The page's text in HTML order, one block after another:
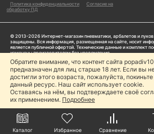
Политика конфиденциальности
Согласие на
обработку ПД
© 2013-2026 Интернет-магазин пневматики, арбалетов и
защищены. Вся информация, размещенная на сайте, носит
является публичной офертой. Технические данные и комплект
изменены производителем без уведомления
Пользуясь сайтом Popadiv10.ru, пользователь автоматически
прописанными в
Политике конфиденциальности
Копирование любой информации (тексты, фото, видео и др.) с
за исключением наличия письменного согласия администрации
Каталог Избранное Сравнение
Обратите внимание, что контент сайта
предназначен для лиц старше 18 лет. Если вы
достигли этого возраста, пожалуйста, покиньте
данный ресурс. Наш сайт использует cookie.
Оставаясь на нём, вы подтверждаете своё
их применением. Подробнее